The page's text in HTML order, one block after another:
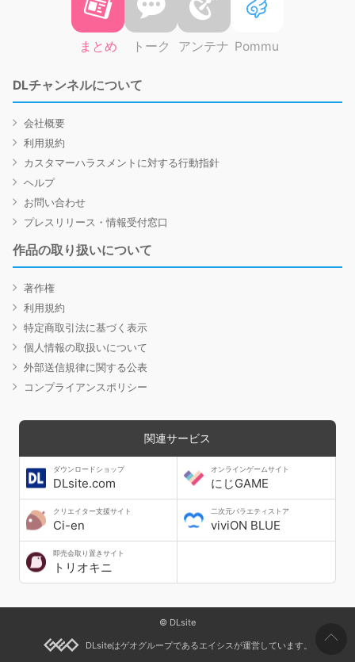
まとめ トーク アンテナ Pommu
DLチャンネルについて
会社概要
利用規約
カスタマーハラスメントに対する行動指針
ヘルプ
お問い合わせ
プレスリリース・情報受付窓口
作品の取り扱いについて
著作権
利用規約
特定商取引法に基づく表示
個人情報の取扱いについて
外部送信規律に関する公表
コンプライアンスポリシー
関連サービス
ダウンロードショップ
DLsite.com
オンラインゲームサイト
にじGAME
クリエイター支援サイト
Ci-en
二次元バラエティストア
viviON BLUE
即売会取り置きサイト
トリオキニ
© DLsite
DLsiteはゲオグループであるエイシスが運営しています。